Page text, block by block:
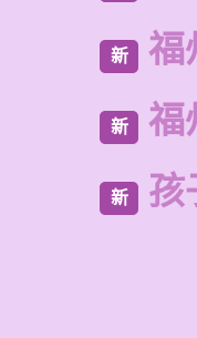
新 福
新 福
新 孩